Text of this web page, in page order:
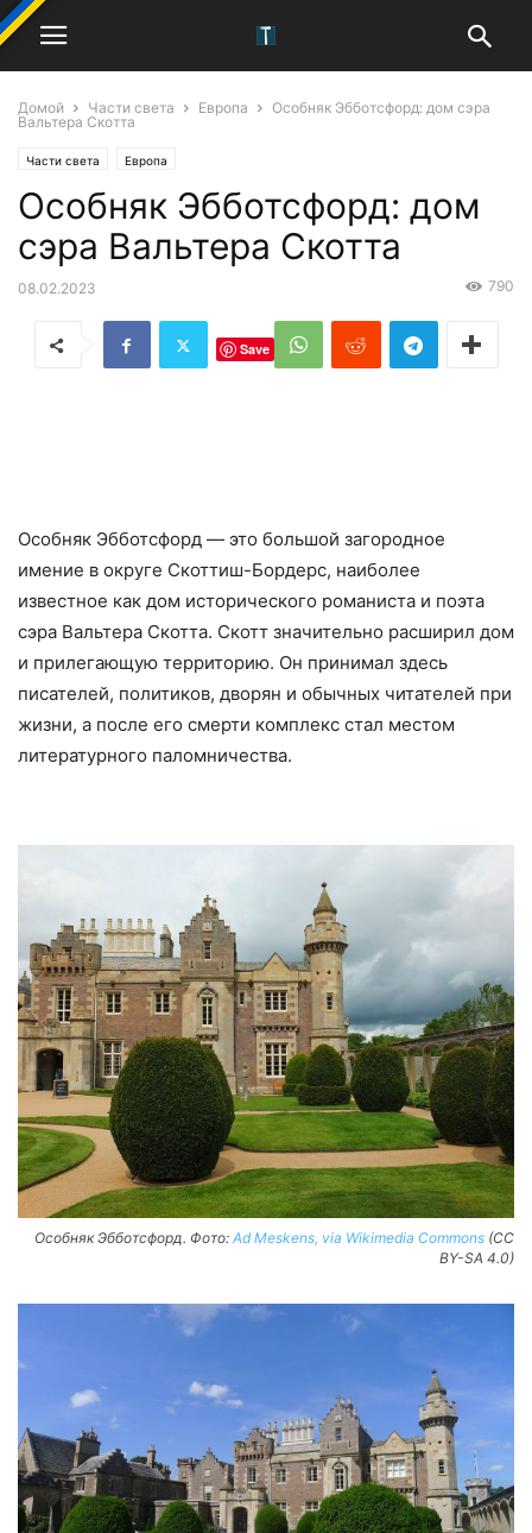
Домой Части света Европа
Особняк Эбботсфорд: дом сэра
Вальтера Скотта
Части света Европа
Особняк Эбботсфорд: дом
сэра Вальтера Скотта
08.02.2023 790
Save
Особняк Эбботсфорд — это большой загородное
имение в округе Скоттиш-Бордерс, наиболее
известное как дом исторического романиста и поэта
сэра Вальтера Скотта. Скотт значительно расширил дом
и прилегающую территорию. Он принимал здесь
писателей, политиков, дворян и обычных читателей при
жизни, а после его смерти комплекс стал местом
литературного паломничества.
Особняк Эбботсфорд. Фото: Ad Meskens, via Wikimedia Commons (CC
BY-SA 4.0)